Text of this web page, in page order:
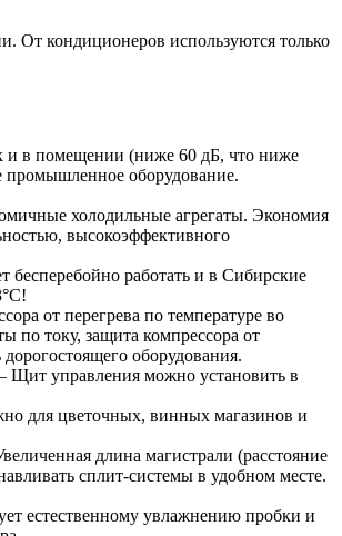
От кондиционеров используются только
и в помещении (ниже 60 дБ, что ниже
промышленное оборудование.
холодильные агрегаты. Экономия
высокоэффективного
работать и в Сибирские
от перегрева по температуре во
по току, защита компрессора от
оборудования.
Щит управления можно установить в
для цветочных, винных магазинов и
длина магистрали (расстояние
сплит-системы в удобном месте.
естественному увлажнению пробки и